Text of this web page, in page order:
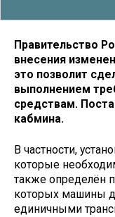
Правительство
внесения
это позволит
выполнением
средствам.
кабмина.
В частности,
которые
также определён
которых машины
единичными